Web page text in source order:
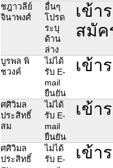
ชฎาวลีย์
จินาพงศ์
อื่นๆ
โปรด
ระบุ
ด้าน
ล่าง
เข้า
สมัค
บูรพล พิ
ชวงค์
ไม่ได้
รับ E-
mail
ยืนยัน
เข้า
ศศิวิมล
ประสิทธิ์
สม
ไม่ได้
รับ E-
mail
ยืนยัน
เข้า
ศศิวิมล
ประสิทธิ์
ไม่ได้
รับ E-
เข้า